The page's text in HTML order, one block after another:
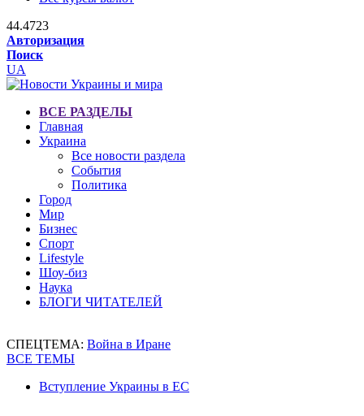
44.4723
Авторизация
Поиск
UA
ВСЕ РАЗДЕЛЫ
Главная
Украина
Все новости раздела
События
Политика
Город
Мир
Бизнес
Спорт
Lifestyle
Шоу-биз
Наука
БЛОГИ ЧИТАТЕЛЕЙ
СПЕЦТЕМА: Война в Иране
ВСЕ ТЕМЫ
Вступление Украины в ЕС